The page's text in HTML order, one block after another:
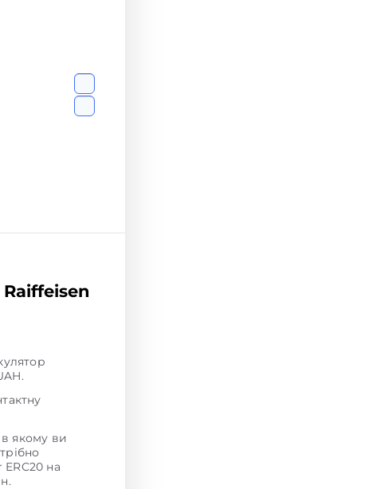
в якому ви
ERC20 на